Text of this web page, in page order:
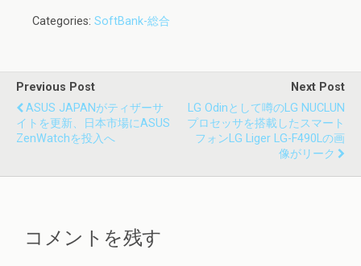
Categories: SoftBank-総合
Previous Post
ASUS JAPANがティザーサ
イトを更新、日本市場にASUS
ZenWatchを投入へ
Next Post
LG Odinとして噂のLG NUCLUN
プロセッサを搭載したスマート
フォンLG Liger LG-F490Lの画
像がリーク
コメントを残す